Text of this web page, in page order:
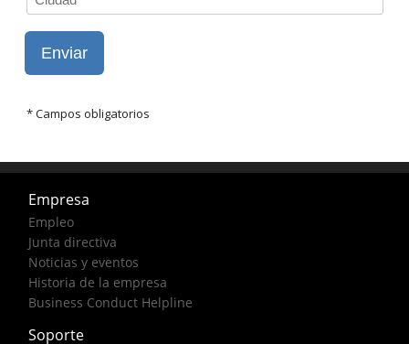
Empresa
Empleo
Junta directiva
Noticias y eventos
Historia de la empresa
Business Conduct Helpline
Soporte